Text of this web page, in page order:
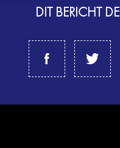
DIT BERICHT